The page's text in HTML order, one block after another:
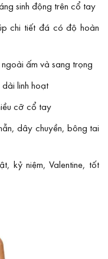
sinh động trên cổ tay
chi tiết đá có độ hoàn
ấm và sang trọng
linh hoạt
cỡ cổ tay
dây chuyền, bông tai
kỷ niệm, Valentine, tốt